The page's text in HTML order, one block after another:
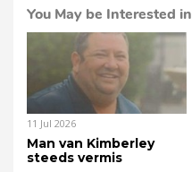
You May be Interested in
11 Jul 2026
Man van Kimberley
steeds vermis